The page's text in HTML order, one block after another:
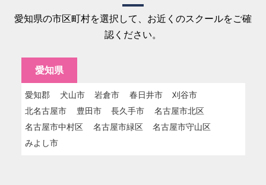
愛知県の市区町村を選択して、お近くのスクールをご確
認ください。
愛知県
愛知郡 犬山市 岩倉市 春日井市
刈谷市
北名古屋市
豊田市 長久手市
名古屋市北区
名古屋市中村区
名古屋市緑区
名古屋市守山区
みよし市